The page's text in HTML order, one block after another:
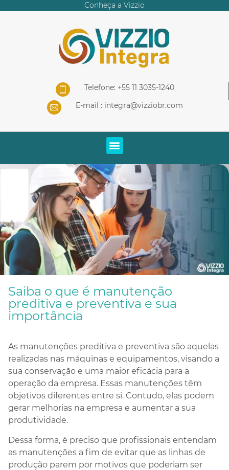
Conheça a Vizzio
Telefone: +55 11 3035-1240
E-mail : integra@vizziobr.com
Saiba o que é manutenção
preditiva e preventiva e sua
importância
As manutenções preditiva e preventiva são aquelas
realizadas nas máquinas e equipamentos, visando a
sua conservação e uma maior eficácia para a
operação da empresa. Essas manutenções têm
objetivos diferentes entre si. Contudo, elas podem
gerar melhorias na empresa e aumentar a sua
produtividade.
Dessa forma, é preciso que profissionais entendam
as manutenções a fim de evitar que as linhas de
produção parem por motivos que poderiam ser